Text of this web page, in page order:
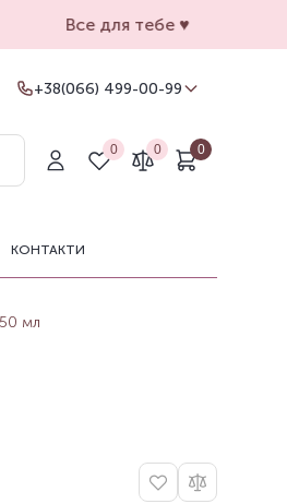
Все для тебе ♥️
+38(066) 499-00-99
Для замовлень на сайті
+38(099) 069-90-00
Магазин Харків
Оформлення замовлень на сайті
0 0 0
КОНТАКТИ
мл